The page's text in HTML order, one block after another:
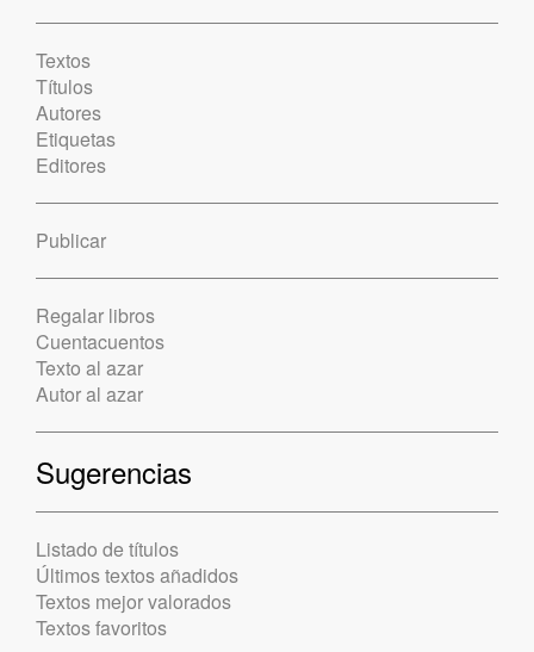
Textos
Títulos
Autores
Etiquetas
Editores
Publicar
Regalar libros
Cuentacuentos
Texto al azar
Autor al azar
Sugerencias
Listado de títulos
Últimos textos añadidos
Textos mejor valorados
Textos favoritos